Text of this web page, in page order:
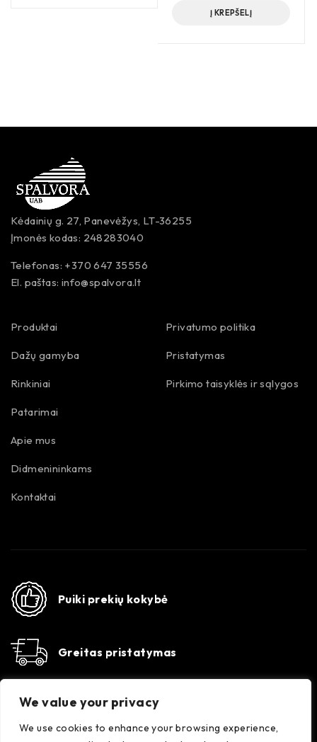
We value your privacy
We use cookies to enhance your browsing experience,
Į KREPŠELĮ
Kėdainių g. 27, Panevėžys, LT-36255
Įmonės kodas: 248283040
Telefonas: +370 647 35556
El. paštas: info@spalvora.lt
Produktai
Dažų gamyba
Rinkiniai
Patarimai
Apie mus
Didmenininkams
Kontaktai
Privatumo politika
Pristatymas
Pirkimo taisyklės ir sąlygos
Puiki prekių kokybė
Greitas pristatymas
Susisiekime
35556